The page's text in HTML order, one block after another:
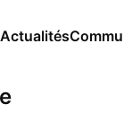
Actualités